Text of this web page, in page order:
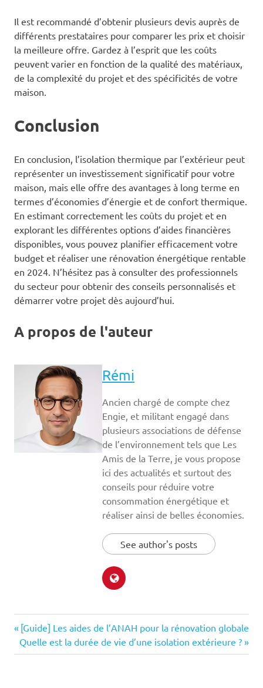
Il est recommandé d’obtenir plusieurs devis auprès de
différents prestataires pour comparer les prix et choisir
la meilleure offre. Gardez à l’esprit que les coûts
peuvent varier en fonction de la qualité des matériaux,
de la complexité du projet et des spécificités de votre
maison.
Conclusion
En conclusion, l’isolation thermique par l’extérieur peut
représenter un investissement significatif pour votre
maison, mais elle offre des avantages à long terme en
termes d’économies d’énergie et de confort thermique.
En estimant correctement les coûts du projet et en
explorant les différentes options d’aides financières
disponibles, vous pouvez planifier efficacement votre
budget et réaliser une rénovation énergétique rentable
en 2024. N’hésitez pas à consulter des professionnels
du secteur pour obtenir des conseils personnalisés et
démarrer votre projet dès aujourd’hui.
A propos de l'auteur
Rémi
Ancien chargé de compte chez
Engie, et militant engagé dans
plusieurs associations de défense
de l’environnement tels que Les
Amis de la Terre, je vous propose
ici des actualités et surtout des
conseils pour réduire votre
consommation énergétique et
réaliser ainsi de belles économies.
See author's posts
Navigation
de
Previous
Post:
[Guide] Les aides de l’ANAH pour la rénovation globale
Next
Post:
Quelle est la durée de vie d’une isolation extérieure ?